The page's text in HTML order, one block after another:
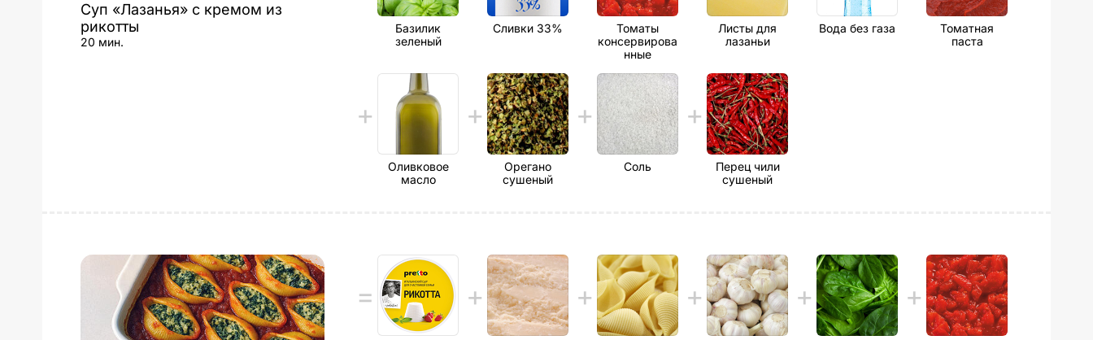
Суп «Лазанья» с кремом из
рикотты
20 мин.
Базилик
зеленый
Сливки 33%
Томаты
консервирова
нные
Листы для
лазаньи
Вода без газа
Томатная
паста
Оливковое
масло
Орегано
сушеный
Соль
Перец чили
сушеный